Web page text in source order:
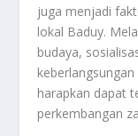
juga menjadi
lokal Baduy.
budaya,
harapkan dapat
perkembangan